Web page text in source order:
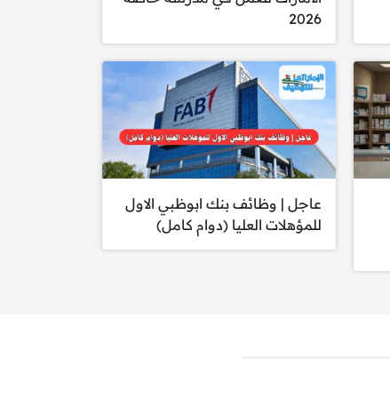
2026
عاجل | وظائف بنك ابوظبي الاول
للمؤهلات العليا (دوام كامل)